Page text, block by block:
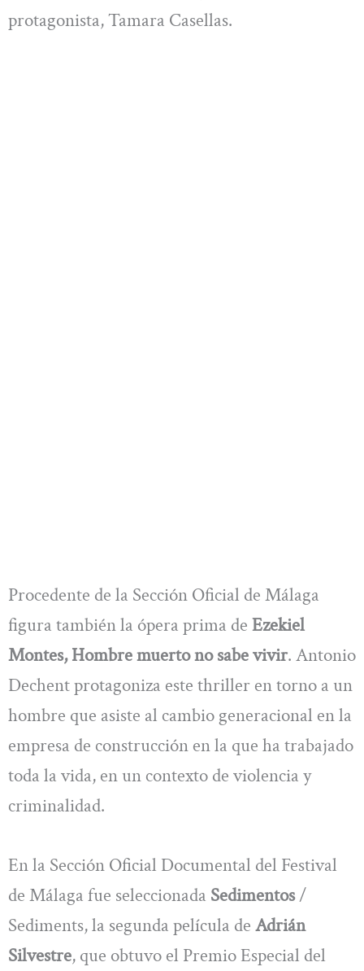
protagonista, Tamara Casellas.
Procedente de la Sección Oficial de Málaga
figura también la ópera prima de Ezekiel
Montes, Hombre muerto no sabe vivir. Antonio
Dechent protagoniza este thriller en torno a un
hombre que asiste al cambio generacional en la
empresa de construcción en la que ha trabajado
toda la vida, en un contexto de violencia y
criminalidad.
En la Sección Oficial Documental del Festival
de Málaga fue seleccionada Sedimentos/
Sediments, la segunda película de Adrián
Silvestre, que obtuvo el Premio Especial del